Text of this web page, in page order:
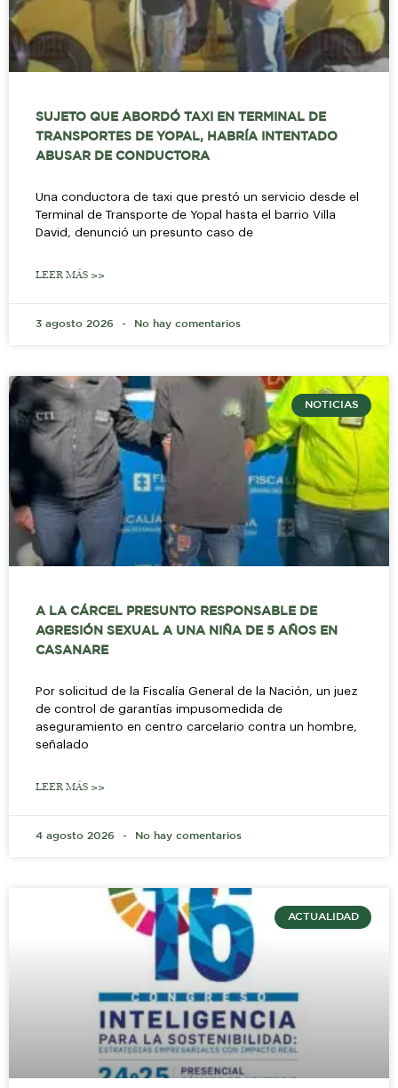
SUJETO QUE ABORDÓ TAXI EN TERMINAL DE
TRANSPORTES DE YOPAL, HABRÍA INTENTADO
ABUSAR DE CONDUCTORA
Una conductora de taxi que prestó un servicio desde el
Terminal de Transporte de Yopal hasta el barrio Villa
David, denunció un presunto caso de
LEER MÁS >>
3 agosto 2026 No hay comentarios
NOTICIAS
A LA CÁRCEL PRESUNTO RESPONSABLE DE
AGRESIÓN SEXUAL A UNA NIÑA DE 5 AÑOS EN
CASANARE
Por solicitud de la Fiscalía General de la Nación, un juez
de control de garantías impusomedida de
aseguramiento en centro carcelario contra un hombre,
señalado
LEER MÁS >>
4 agosto 2026 No hay comentarios
ACTUALIDAD